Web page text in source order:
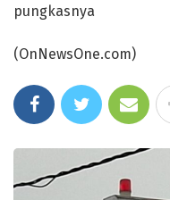
pungkasnya
(OnNewsOne.com)